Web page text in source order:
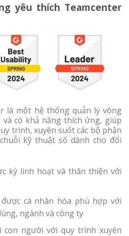
yêu thích Teamcenter
là một hệ thống quản lý vòng
có khả năng thích ứng, giúp
trình, xuyên suốt các bộ phận
kỹ thuật số dành cho đổi
kỳ linh hoạt và thân thiện với
cá nhân hóa phù hợp với
ngành và công ty
con người với quy trình xuyên